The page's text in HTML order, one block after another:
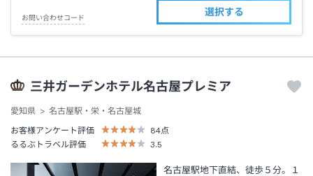
お問い合わせコード
選択する
三井ガーデンホテル名古屋プレミア
愛知県
名古屋駅・栄・名古屋城
お客様アンケート評価
84点
るるぶトラベル評価
3.5
名古屋駅地下直結、徒歩５分。１